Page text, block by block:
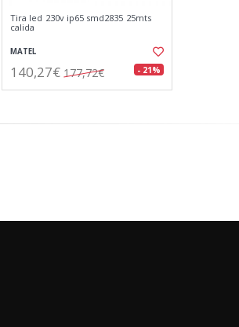
Tira led 230v ip65 smd2835 25mts
calida
MATEL
140,27€ 177,72€ - 21%